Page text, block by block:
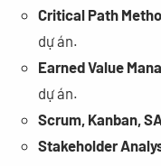
Critical Path
dự án.
Earned Value
dự án.
Scrum, Kanban,
Stakeholder